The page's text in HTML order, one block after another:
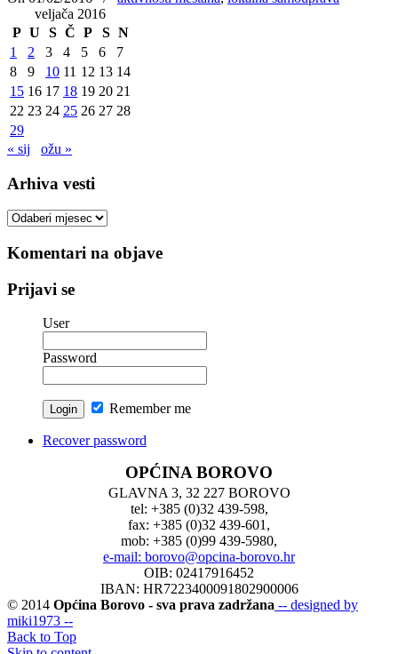
veljača 2016
P U S Č P S N
1
2 3 4 5 6
7
8
9 10 11 12 13 14
15 16 17 18 19 20 21
22 23 24 25 26 27 28
29
« sij
ožu »
Arhiva vesti
Arhiva
Komentari na objave
Prijavi se
User
Password
Remember me
Recover password
OPĆINA BOROVO
GLAVNA 3, 32 227 BOROVO
tel: +385 (0)32 439-598,
fax: +385 (0)32 439-601,
mob: +385 (0)99 439-5980,
e-mail: borovo@opcina-borovo.hr
OIB: 02417916452
IBAN: HR7223400091802900006
© 2014 Općina Borovo - sva prava zadržana -- designed by
miki1973 --
Back to Top